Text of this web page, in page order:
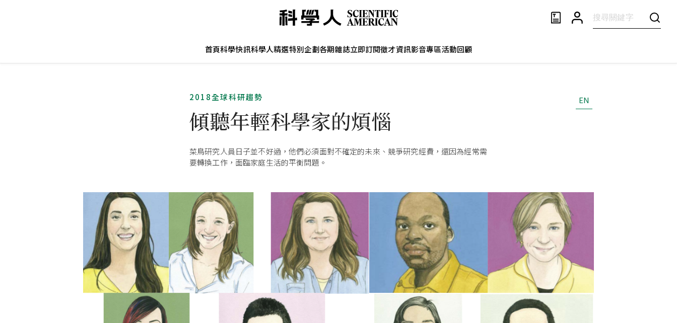
首頁科學快訊科學人精選特別企劃各期雜誌立即訂閱徵才資訊影音專區活動回顧
2018全球科研趨勢
傾聽年輕科學家的煩惱
菜鳥研究人員日子並不好過，他們必須面對不確定的未來、競爭研究經費，還因為經常需
要轉換工作，面臨家庭生活的平衡問題。
EN